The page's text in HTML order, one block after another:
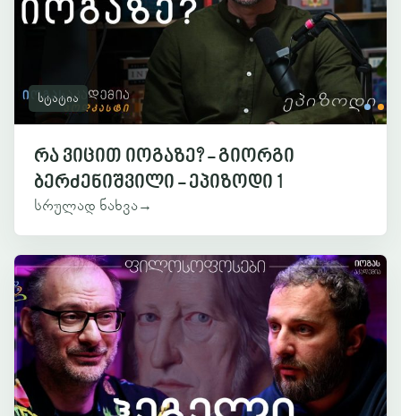
სტატია
რა ვიცით იოგაზე? - გიორგი
ბერძენიშვილი - ეპიზოდი 1
სრულად ნახვა→